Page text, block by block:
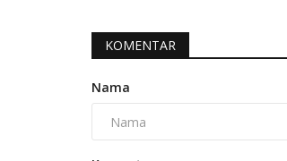
KOMENTAR
Nama